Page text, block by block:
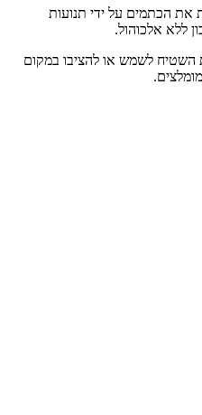
את הכתמים על ידי תנועות
ללא אלכוהול.
השטיח לשמש או להציבו במקום